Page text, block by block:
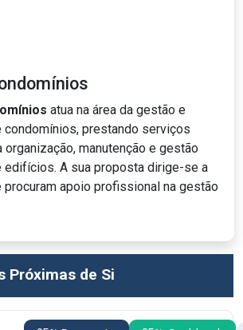
atua na área da gestão e
condomínios, prestando serviços
organização, manutenção e gestão
edifícios. A sua proposta dirige-se a
procuram apoio profissional na gestão
Próximas de Si